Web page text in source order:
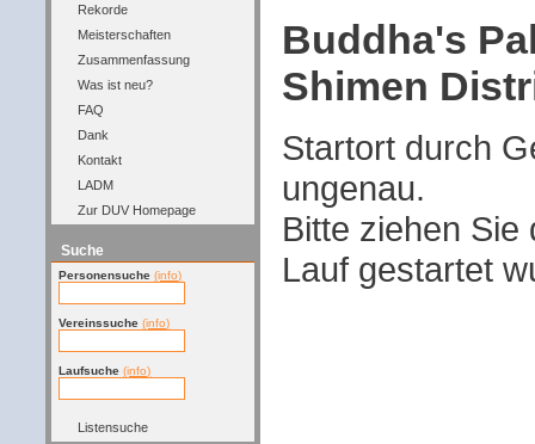
Rekorde
Meisterschaften
Zusammenfassung
Was ist neu?
FAQ
Dank
Kontakt
LADM
Zur DUV Homepage
Suche
Personensuche (info)
Vereinssuche (info)
Laufsuche (info)
Listensuche
Buddha's
Shimen
Startort durch
ungenau.
Bitte ziehen
Lauf gestartet